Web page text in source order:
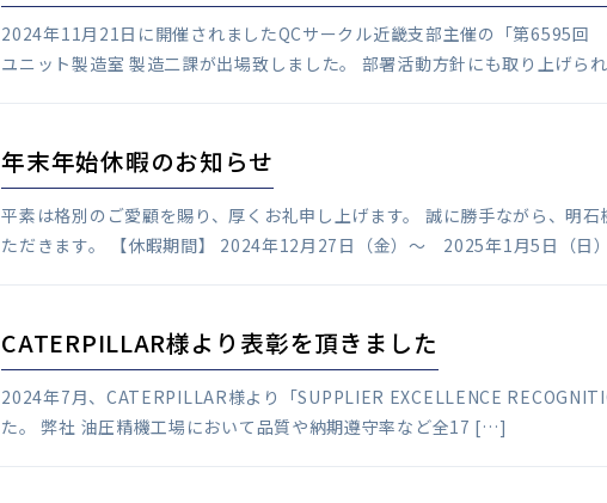
2024年11月21日に開催されましたQCサークル近畿支部主催の「第6595
ユニット製造室 製造二課が出場致しました。 部署活動方針にも取り上げら
年末年始休暇のお知らせ
平素は格別のご愛顧を賜り、厚くお礼申し上げます。 誠に勝手ながら、明
ただきます。 【休暇期間】 2024年12月27日（金）～ 2025年1月5日（日
CATERPILLAR様より表彰を頂きました
2024年7月、CATERPILLAR様より「SUPPLIER EXCELLENCE
た。 弊社 油圧精機工場において品質や納期遵守率など全17 […]